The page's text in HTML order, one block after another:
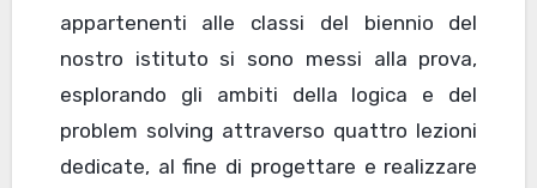
appartenenti alle classi del biennio del
nostro istituto si sono messi alla prova,
esplorando gli ambiti della logica e del
problem solving attraverso quattro lezioni
dedicate, al fine di progettare e realizzare